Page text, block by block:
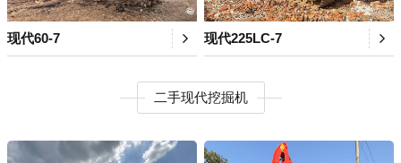
现代60-7 现代225LC-7
二手现代挖掘机